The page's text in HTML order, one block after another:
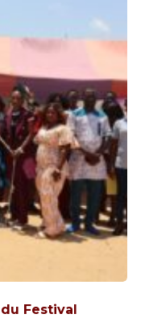
Festival